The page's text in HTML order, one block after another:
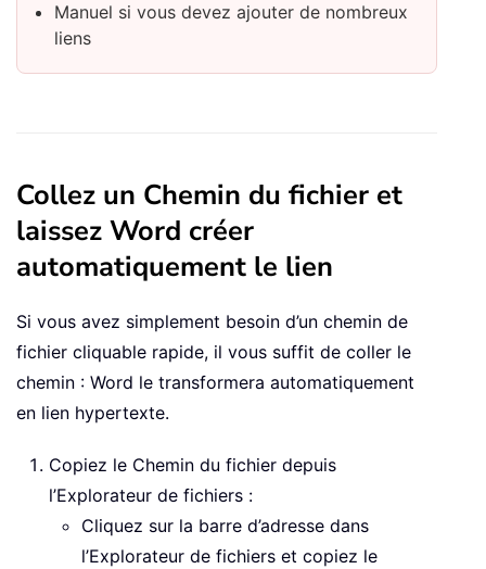
Manuel si vous devez ajouter de nombreux
liens
Collez un Chemin du fichier et
laissez Word créer
automatiquement le lien
Si vous avez simplement besoin d’un chemin de
fichier cliquable rapide, il vous suffit de coller le
chemin : Word le transformera automatiquement
en lien hypertexte.
Copiez le Chemin du fichier depuis
l’Explorateur de fichiers :
Cliquez sur la barre d’adresse dans
l’Explorateur de fichiers et copiez le